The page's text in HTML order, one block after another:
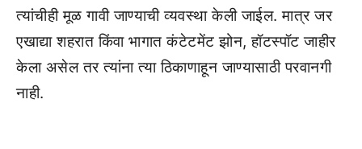
त्यांचीही मूळ गावी जाण्याची व्यवस्था केली जाईल. मात्र जर
एखाद्या शहरात किंवा भागात कंटेटमेंट झोन, हॉटस्पॉट जाहीर
केला असेल तर त्यांना त्या ठिकाणाहून जाण्यासाठी परवानगी
नाही.